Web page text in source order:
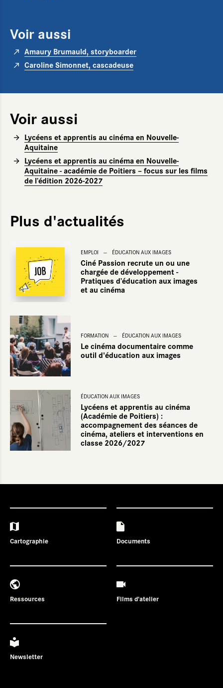
Voir aussi
Amaury Brumauld, storyboarder
Caroline Simonnet, cascadeuse
Voir aussi
Lycéens et apprentis au cinéma en Nouvelle-
Aquitaine
Lycéens et apprentis au cinéma en Nouvelle-
Aquitaine - académie de Poitiers – focus sur les films
de l’édition 2026-2027
Plus d'actualités
Éducation aux images
EMPLOI ÉDUCATION AUX IMAGES
Ciné Passion recrute un ou une
chargée de développement -
Pratiques d’éducation aux images
et au cinéma
FORMATION ÉDUCATION AUX IMAGES
Le cinéma documentaire comme
outil d'éducation aux images
ÉDUCATION AUX IMAGES
Lycéens et apprentis au cinéma
(Académie de Poitiers) :
accompagnement des séances de
cinéma, ateliers et interventions en
classe 2026/2027
Cartographie Documents
Ressources Films d'atelier
Newsletter